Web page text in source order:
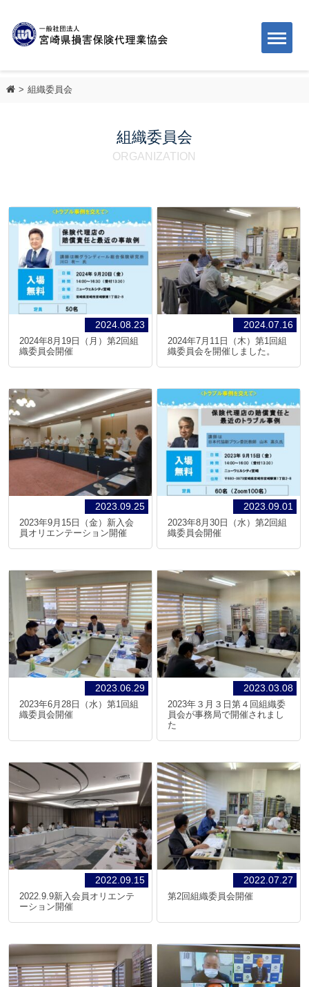
組織委員会
組織委員会
ORGANIZATION
2024.08.23
2024年8月19日（月）第2回組
織委員会開催
2024.07.16
2024年7月11日（木）第1回組
織委員会を開催しました。
2023.09.25
2023年9月15日（金）新入会
員オリエンテーション開催
2023.09.01
2023年8月30日（水）第2回組
織委員会開催
2023.06.29
2023年6月28日（水）第1回組
織委員会開催
2023.03.08
2023年３月３日第４回組織委
員会が事務局で開催されまし
た
2022.09.15
2022.9.9新入会員オリエンテ
ーション開催
2022.07.27
第2回組織委員会開催